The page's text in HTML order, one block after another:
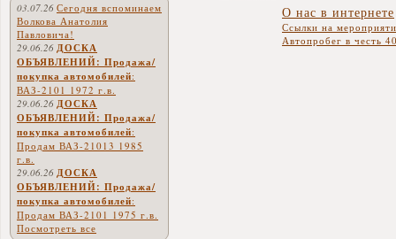
03.07.26 Сегодня вспоминаем
Волкова Анатолия
Павловича!
29.06.26 ДОСКА
ОБЪЯВЛЕНИЙ: Продажа/
покупка автомобилей:
ВАЗ-2101 1972 г.в.
29.06.26 ДОСКА
ОБЪЯВЛЕНИЙ: Продажа/
покупка автомобилей:
Продам ВАЗ-21013 1985
г.в.
29.06.26 ДОСКА
ОБЪЯВЛЕНИЙ: Продажа/
покупка автомобилей:
Продам ВАЗ-2101 1975 г.в.
Посмотреть все
О нас в интернете
Ссылки на
Автопробег в честь